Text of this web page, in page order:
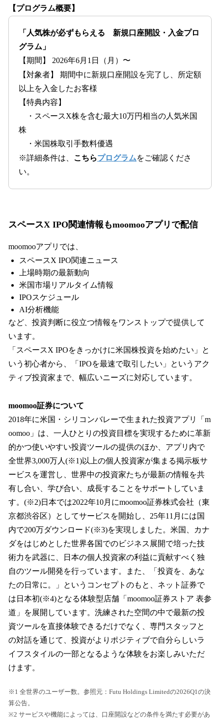
【プログラム概要】
「人気株が必ずもらえる 新規口座開設・入金プロ
グラム」
【期間】 2026年6月1日（月）〜
【対象者】 期間中に新規口座開設を完了し、所定額
以上を入金したお客様
【特典内容】
・スペースX株を含む最大10万円相当の人気米国
株
・米国株取引手数料優遇
※詳細条件は、 こちらプログラムをご確認くださ
い。
スペースX IPO関連情報もmoomooアプリで配信
moomooアプリでは、
スペースX IPO関連ニュース
上場時期の最新動向
米国市場リアルタイム情報
IPOスケジュール
AI分析機能
など、投資判断に役立つ情報をワンストップで提供して
います。
「スペースX IPOをきっかけに米国株投資を始めたい」と
いう初心者から、「IPOを最速で取引したい」というアク
ティブ投資家まで、幅広いニーズに対応しています。
moomoo証券について
2018年に米国・シリコンバレーで生まれた投資アプリ「m
oomoo」は、一人ひとりの投資目標を実現するために革新
的かつ使いやすい投資ツールの提供のほか、アプリ内で
全世界3,000万人(※1)以上の個人投資家が集まる掲示板サ
ービスを運営し、世界中の投資家たちが最新の情報を共
有し合い、学び合い、成長することをサポートしていま
す。(※2)日本では2022年10月にmoomoo証券株式会社（東
京都渋谷区）としてサービスを開始し、25年11月には国
内で200万ダウンロード(※3)を実現しました。米国、カナ
ダをはじめとした世界各国でのビジネス展開で培った技
術力を武器に、日本の個人投資家の利益に貢献すべく独
自のツール開発を行っています。また、「投資を、あな
たの日常に。」というコンセプトのもと、ネット証券で
は日本初(※4)となる体験型店舗「moomoo証券ストア 表参
道」を展開しています。洗練された空間の中で最新の投
資ツールを直接体験できるだけでなく、専門スタッフと
の対話を通じて、投資がよりポジティブで自分らしいラ
イフスタイルの一部となるような体験をお楽しみいただ
けます。
※1 全世界のユーザー数。参照元：Futu Holdings Limitedの2026Q1の決
算公告。
※2 サービスや機能によっては、口座開設などの条件を満たす必要があ